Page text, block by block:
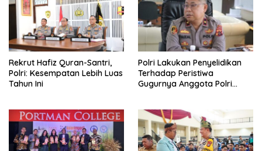
Rekrut Hafiz Quran-Santri,
Polri: Kesempatan Lebih Luas
Tahun Ini
Polri Lakukan Penyelidikan
Terhadap Peristiwa
Gugurnya Anggota Polri